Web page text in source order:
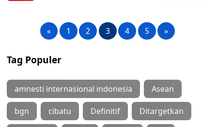
« 1 2 3 4 5 »
Tag Populer
amnesti internasional indonesia Asean
bgn cibatu Definitif Ditargetkan